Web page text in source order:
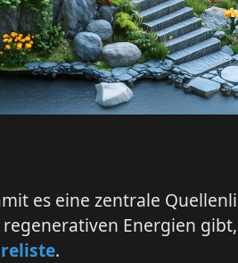
es eine zentrale
Energien
.